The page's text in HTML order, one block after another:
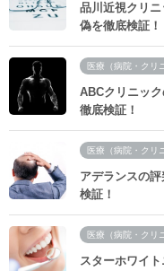
品川近視クリ
偽を徹底検証！
医療（病院・クリ
ABCクリニッ
徹底検証！
医療（病院・クリ
アデランスの
検証！
医療（病院・クリ
スターホワイ